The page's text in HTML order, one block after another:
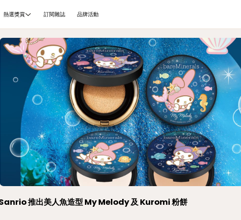
熱選獎賞 訂閱雜誌 品牌活動
推出美人魚造型 My Melody 及 Kuromi 粉餅